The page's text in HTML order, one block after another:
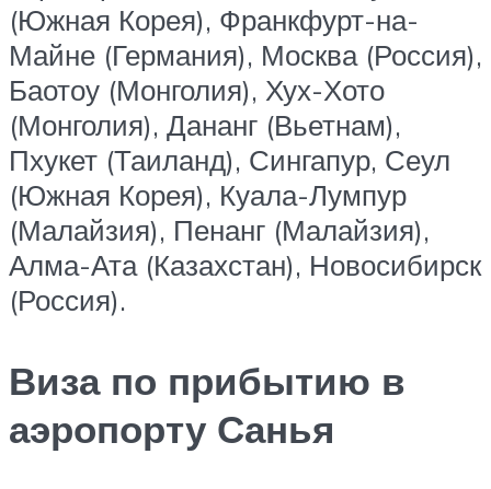
(Южная Корея), Франкфурт-на-
Майне (Германия), Москва (Россия),
Баотоу (Монголия), Хух-Хото
(Монголия), Дананг (Вьетнам),
Пхукет (Таиланд), Сингапур, Сеул
(Южная Корея), Куала-Лумпур
(Малайзия), Пенанг (Малайзия),
Алма-Ата (Казахстан), Новосибирск
(Россия).
Виза по прибытию в
аэропорту Санья